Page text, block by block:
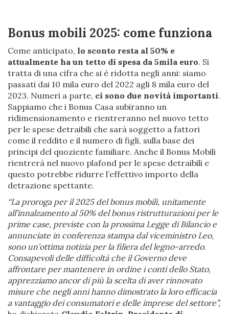
Bonus mobili 2025: come funziona
Come anticipato, lo sconto resta al 50% e
attualmente ha un tetto di spesa da 5mila euro. Si
tratta di una cifra che si è ridotta negli anni: siamo
passati dai 10 mila euro del 2022 agli 8 mila euro del
2023. Numeri a parte, ci sono due novità importanti.
Sappiamo che i Bonus Casa subiranno un
ridimensionamento e rientreranno nel nuovo tetto
per le spese detraibili che sarà soggetto a fattori
come il reddito e il numero di figli, sulla base dei
principi del quoziente familiare. Anche il Bonus Mobili
rientrerà nel nuovo plafond per le spese detraibili e
questo potrebbe ridurre l’effettivo importo della
detrazione spettante.
“La proroga per il 2025 del bonus mobili, unitamente
all’innalzamento al 50% del bonus ristrutturazioni per le
prime case, previste con la prossima Legge di Bilancio e
annunciate in conferenza stampa dal viceministro Leo,
sono un’ottima notizia per la filiera del legno-arredo.
Consapevoli delle difficoltà che il Governo deve
affrontare per mantenere in ordine i conti dello Stato,
apprezziamo ancor di più la scelta di aver rinnovato
misure che negli anni hanno dimostrato la loro efficacia
a vantaggio dei consumatori e delle imprese del settore”,